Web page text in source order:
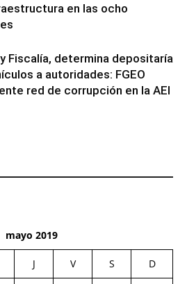
en las ocho
y Fiscalía, determina depositaría
a autoridades: FGEO
red de corrupción en la AEI
mayo 2019
J V S D